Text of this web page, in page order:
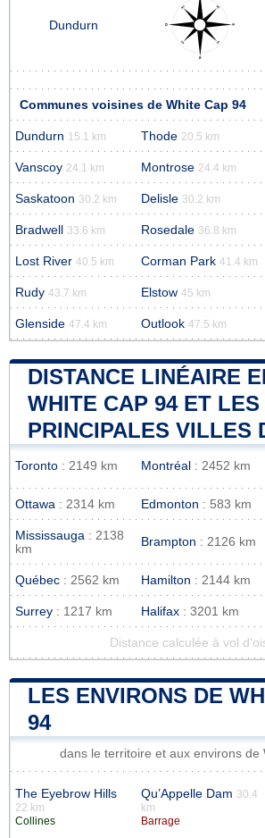
Dundurn
Communes voisines de White Cap 94
Dundurn 15.1 km Thode 20.5 km
Vanscoy 24.1 km Montrose 24.4 km
Saskatoon 30.2 km Delisle 30.2 km
Bradwell 33.6 km Rosedale 36.8 km
Lost River 40.5 km Corman Park 41.4 km
Rudy 43.7 km Elstow 45 km
Glenside 47.4 km Outlook 47.5 km
DISTANCE LINÉAIRE
WHITE CAP 94 ET LES
PRINCIPALES VILLES
Toronto : 2149 km Montréal : 2452 km
Ottawa : 2314 km Edmonton : 583 km
Mississauga : 2138
km
Brampton : 2126 km
Québec : 2562 km Hamilton : 2144 km
Surrey : 1217 km Halifax : 3201 km
Distance calculée à vol
LES ENVIRONS DE
94
dans le territoire et aux environs de
The Eyebrow Hills
22 km
Collines
Qu’Appelle Dam 30.4
km
Barrage